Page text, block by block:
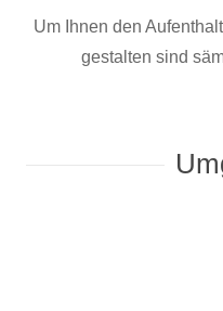
Um Ihnen den
gestalten sind